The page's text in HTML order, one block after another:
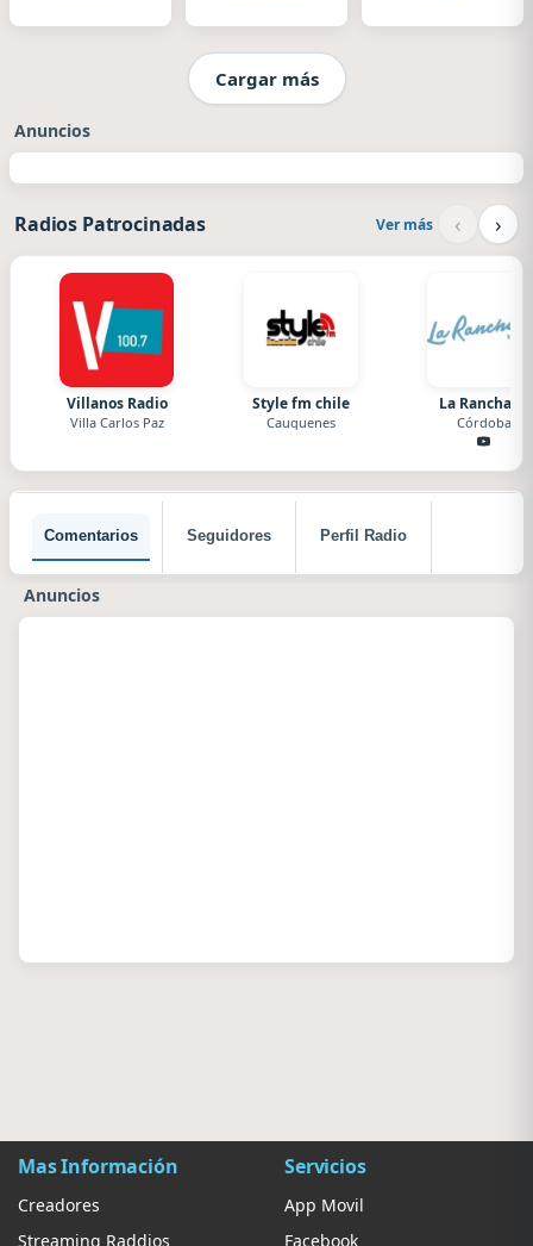
Cargar más
Anuncios
Radios Patrocinadas Ver más ‹ ›
Villanos Radio
Villa Carlos Paz
Style fm chile
Cauquenes
La Ranchada
Córdoba
Comentarios Seguidores Perfil Radio
Anuncios
Mas Información
Creadores
Streaming Raddios
Servicios
App Movil
Facebook